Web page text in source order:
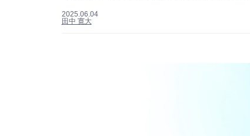
2025.06.04
田中 寛大